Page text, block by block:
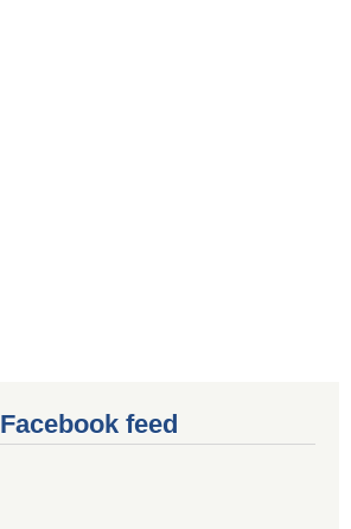
Facebook feed